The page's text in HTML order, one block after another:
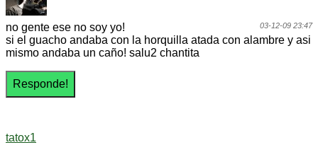
03-12-09 23:47
no gente ese no soy yo!
si el guacho andaba con la horquilla atada con alambre y asi
mismo andaba un caño! salu2 chantita
tatox1